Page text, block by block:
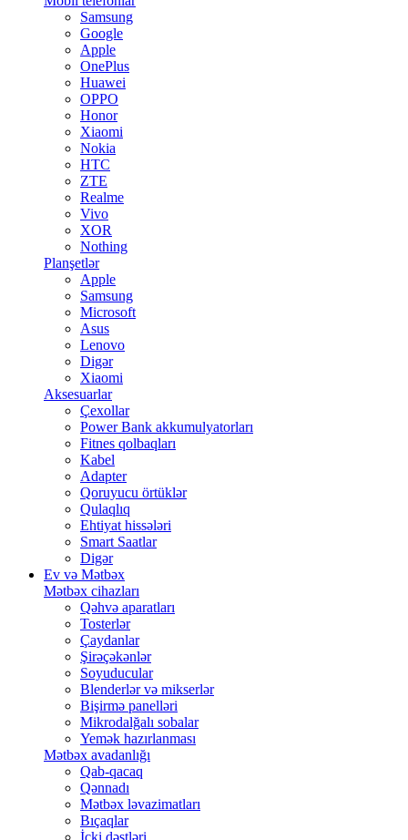
Samsung
Google
Apple
OnePlus
Huawei
OPPO
Honor
Xiaomi
Nokia
HTC
ZTE
Realme
Vivo
XOR
Nothing
Planşetlər
Apple
Samsung
Microsoft
Asus
Lenovo
Digər
Xiaomi
Aksesuarlar
Çexollar
Power Bank akkumulyatorları
Fitnes qolbaqları
Kabel
Adapter
Qoruyucu örtüklər
Qulaqlıq
Ehtiyat hissələri
Smart Saatlar
Digər
Ev və Mətbəx
Mətbəx cihazları
Qəhvə aparatları
Tosterlər
Çaydanlar
Şirəçəkənlər
Soyuducular
Blenderlər və mikserlər
Bişirmə panelləri
Mikrodalğalı sobalar
Yemək hazırlanması
Mətbəx avadanlığı
Qab-qacaq
Qənnadı
Mətbəx ləvazimatları
Bıçaqlar
İçki dəstləri